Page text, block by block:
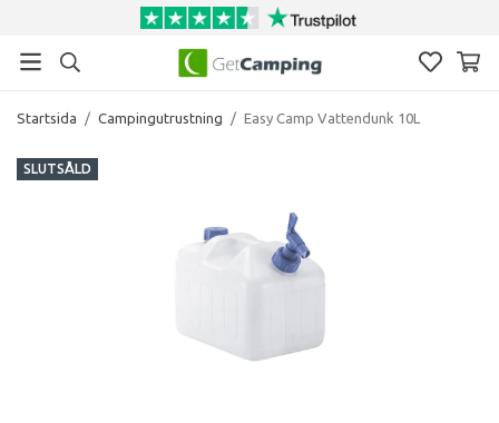
Startsida / Campingutrustning / Easy Camp Vattendunk 10L
SLUTSÅLD